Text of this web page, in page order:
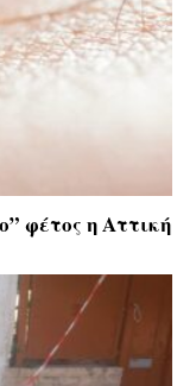
φέτος η Αττική